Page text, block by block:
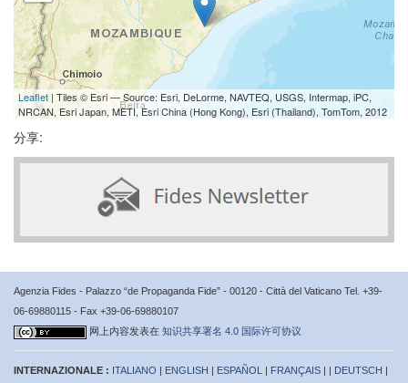
Leaflet | Tiles © Esri — Source: Esri, DeLorme, NAVTEQ, USGS, Intermap, iPC,
NRCAN, Esri Japan, METI, Esri China (Hong Kong), Esri (Thailand), TomTom, 2012
分享:
Agenzia Fides - Palazzo “de Propaganda Fide” - 00120 - Città del Vaticano Tel. +39-
06-69880115 - Fax +39-06-69880107
网上内容发表在 知识共享署名 4.0 国际许可协议
INTERNAZIONALE : ITALIANO | ENGLISH | ESPAÑOL | FRANÇAIS | | DEUTSCH |